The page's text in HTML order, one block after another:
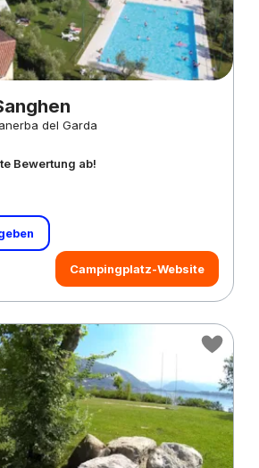
del Garda
Bewertung ab!
Campingplatz-Website